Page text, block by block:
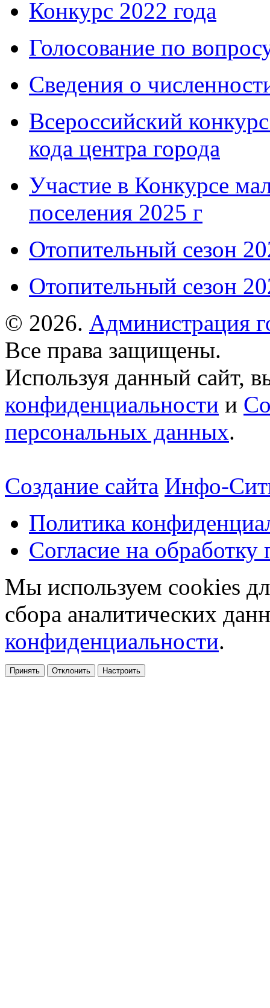
Конкурс 2022 года
Голосование по
Сведения о
Всероссийский
кода центра города
Участие в Конкурсе
поселения 2025 г
Отопительный сезон
Отопительный сезон
© 2026. Администрация
Все права защищены.
Используя данный сайт,
конфиденциальности и
персональных данных.
Создание сайта Инфо-
Политика
Согласие на
Мы используем cookies
сбора аналитических
конфиденциальности.
Принять Отклонить Настроить